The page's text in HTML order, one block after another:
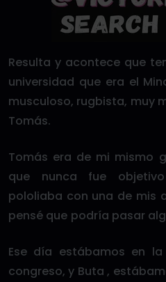
Resulta y acontece que
universidad que era el
musculoso, rugbista, muy
Tomás.
Tomás era de mi mismo
que nunca fue
pololiaba con una de mis
pensé que podría pasar
Ese día estábamos en
congreso, y Buta ,